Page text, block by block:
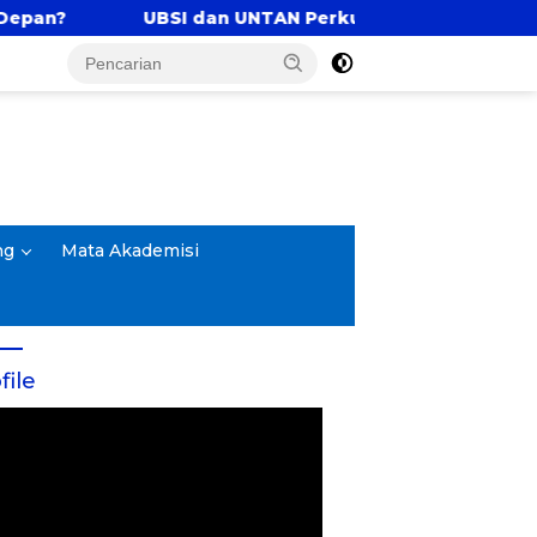
dan UNTAN Perkuat Tri Dharma Lewat Kolaborasi
Mata Akademisi